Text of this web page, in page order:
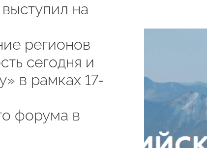
на
регионов
сегодня и
в рамках 17-
форума в